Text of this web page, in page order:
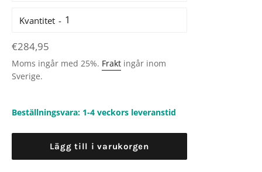
Kvantitet
Ordinarie
pris
€284,95
Moms ingår med 25%. Frakt ingår inom
Sverige.
Beställningsvara: 1-4 veckors leveranstid
Lägg till i varukorgen